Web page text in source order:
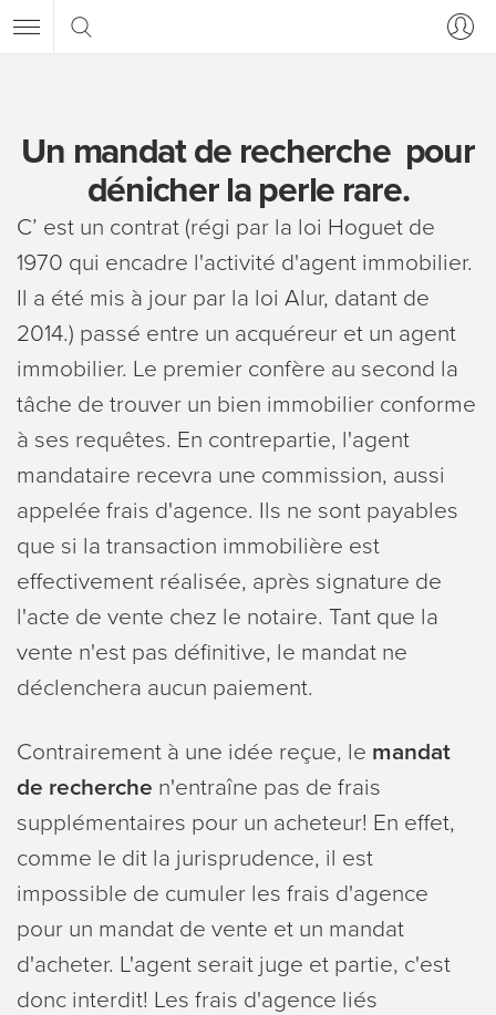
Un mandat de recherche pour
dénicher la perle rare.
C’ est un contrat (régi par la loi Hoguet de
1970 qui encadre l'activité d'agent immobilier.
Il a été mis à jour par la loi Alur, datant de
2014.) passé entre un acquéreur et un agent
immobilier. Le premier confère au second la
tâche de trouver un bien immobilier conforme
à ses requêtes. En contrepartie, l'agent
mandataire recevra une commission, aussi
appelée frais d'agence. Ils ne sont payables
que si la transaction immobilière est
effectivement réalisée, après signature de
l'acte de vente chez le notaire. Tant que la
vente n'est pas définitive, le mandat ne
déclenchera aucun paiement.
Contrairement à une idée reçue, le mandat
de recherche n'entraîne pas de frais
supplémentaires pour un acheteur! En effet,
comme le dit la jurisprudence, il est
impossible de cumuler les frais d'agence
pour un mandat de vente et un mandat
d'acheter. L'agent serait juge et partie, c'est
donc interdit! Les frais d'agence liés